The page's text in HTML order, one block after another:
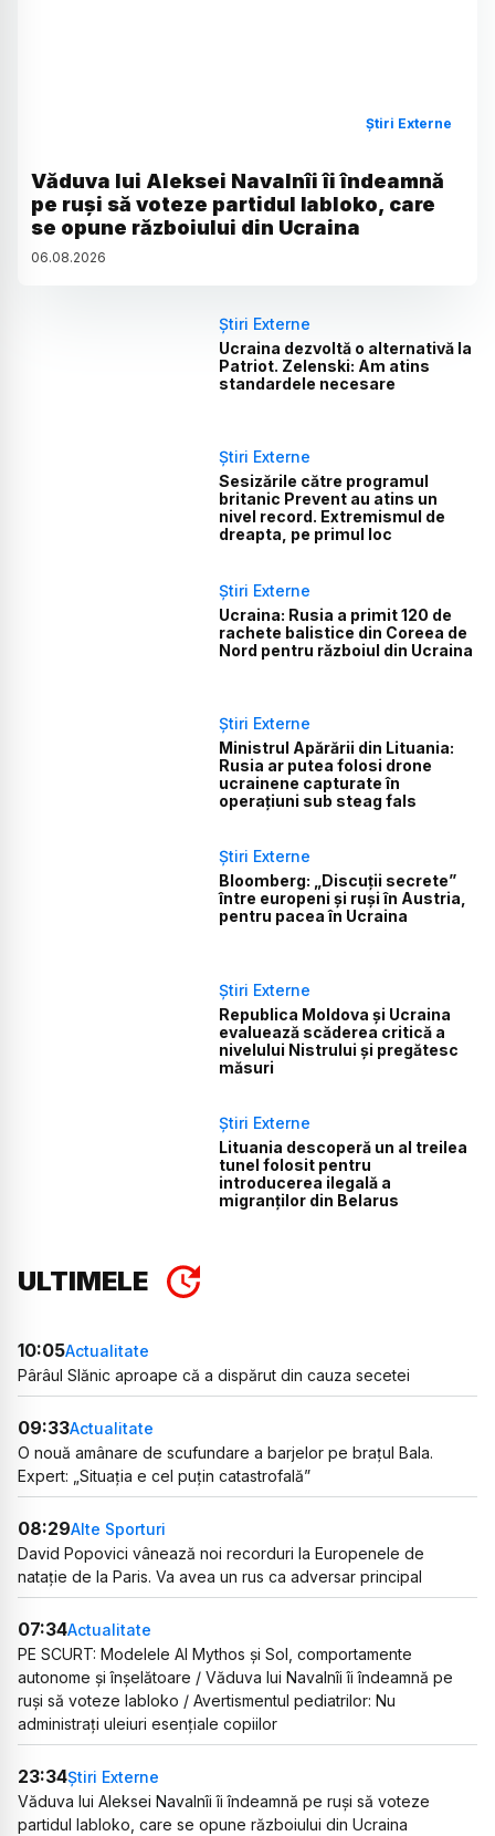
Știri Externe
Văduva lui Aleksei Navalnîi îi îndeamnă
pe ruși să voteze partidul Iabloko, care
se opune războiului din Ucraina
06.08.2026
Știri Externe
Ucraina dezvoltă o alternativă la
Patriot. Zelenski: Am atins
standardele necesare
Știri Externe
Sesizările către programul
britanic Prevent au atins un
nivel record. Extremismul de
dreapta, pe primul loc
Știri Externe
Ucraina: Rusia a primit 120 de
rachete balistice din Coreea de
Nord pentru războiul din Ucraina
Știri Externe
Ministrul Apărării din Lituania:
Rusia ar putea folosi drone
ucrainene capturate în
operațiuni sub steag fals
Știri Externe
Bloomberg: „Discuții secrete”
între europeni și ruși în Austria,
pentru pacea în Ucraina
Știri Externe
Republica Moldova și Ucraina
evaluează scăderea critică a
nivelului Nistrului și pregătesc
măsuri
Știri Externe
Lituania descoperă un al treilea
tunel folosit pentru
introducerea ilegală a
migranților din Belarus
ULTIMELE
10:05Actualitate
Pârâul Slănic aproape că a dispărut din cauza secetei
09:33Actualitate
O nouă amânare de scufundare a barjelor pe brațul Bala.
Expert: „Situația e cel puțin catastrofală”
08:29Alte Sporturi
David Popovici vânează noi recorduri la Europenele de
natație de la Paris. Va avea un rus ca adversar principal
07:34Actualitate
PE SCURT: Modelele AI Mythos și Sol, comportamente
autonome și înșelătoare / Văduva lui Navalnîi îi îndeamnă pe
ruși să voteze Iabloko / Avertismentul pediatrilor: Nu
administrați uleiuri esențiale copiilor
23:34Știri Externe
Văduva lui Aleksei Navalnîi îi îndeamnă pe ruși să voteze
partidul Iabloko, care se opune războiului din Ucraina